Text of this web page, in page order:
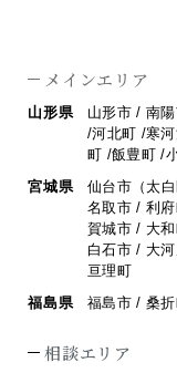
メインエリア
山形県
山形市 / 南
/河北町 /寒
町 /飯豊町 /
宮城県
仙台市（太
名取市 / 利
賀城市 / 大
白石市 / 大
亘理町
福島県
福島市 / 桑
相談エリア